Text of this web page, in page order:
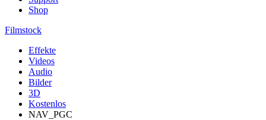
Shop
Filmstock
Effekte
Videos
Audio
Bilder
3D
Kostenlos
NAV_PGC